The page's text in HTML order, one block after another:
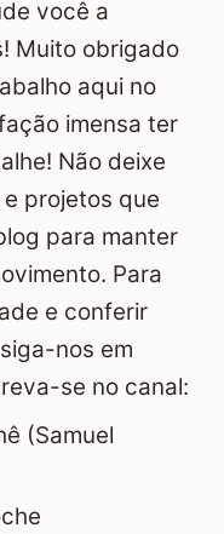
você a
Muito obrigado
aqui no
imensa ter
Não deixe
projetos que
para manter
Para
e conferir
nos em
se no canal:
(Samuel